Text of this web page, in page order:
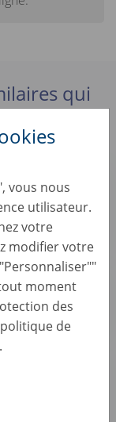
vous nous
utilisateur.
votre
modifier votre
moment
des
de
.
qui
:
m/w)
in